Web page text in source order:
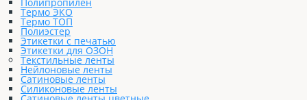
Термо ЭКО
Термо ТОП
Полиэстер
Этикетки с печатью
Этикетки для ОЗОН
Текстильные ленты
Нейлоновые ленты
Сатиновые ленты
Силиконовые ленты